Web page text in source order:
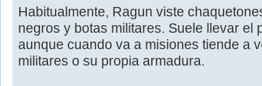
Habitualmente, Ragun viste
negros y botas militares. Suele llevar el
aunque cuando va a misiones tiende a
militares o su propia armadura.